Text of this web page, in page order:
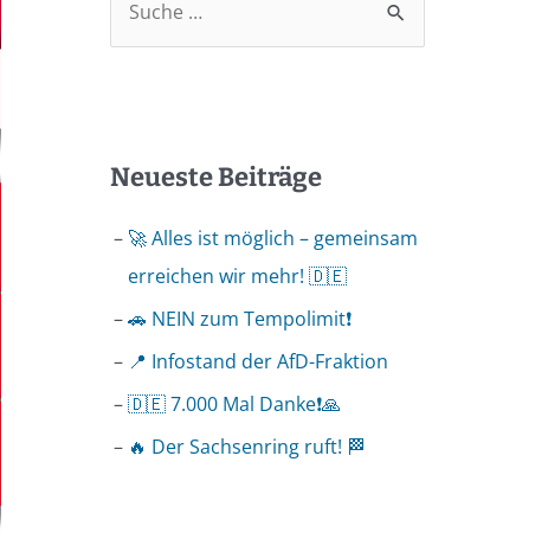
Neueste Beiträge
🚀 Alles ist möglich – gemeinsam
erreichen wir mehr! 🇩🇪
🚗 NEIN zum Tempolimit❗️
📍 Infostand der AfD-Fraktion
🇩🇪 7.000 Mal Danke❗️🙏
🔥 Der Sachsenring ruft! 🏁